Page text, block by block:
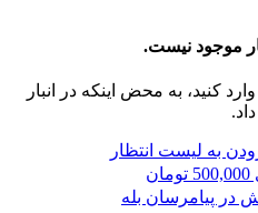
موجود نیست.
کنید، به محض اینکه در انبار
به لیست انتظار
در پیامرسان بله